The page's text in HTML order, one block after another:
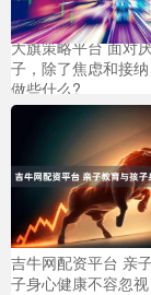
大旗策略平台 面对
子，除了焦虑和接
做些什么?
吉牛网配资平台 亲
子身心健康不容忽视